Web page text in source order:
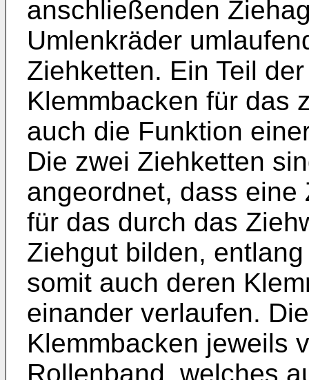
anschließenden
Umlenkräder
Ziehketten. Ein Teil
Klemmbacken für das
auch die Funktion
Die zwei Ziehketten
angeordnet, dass
für das durch das
Ziehgut bilden,
somit auch deren
einander verlaufen.
Klemmbacken jeweils
Rollenband, welches